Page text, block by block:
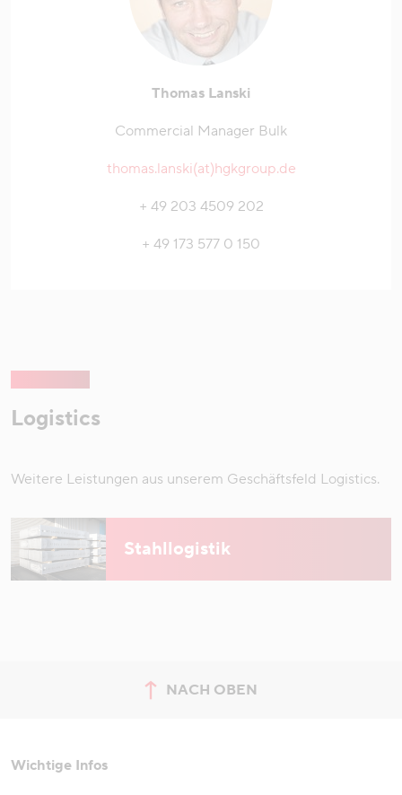
Thomas Lanski
Commercial Manager Bulk
thomas.lanski(at)hgkgroup.de
+ 49 203 4509 202
+ 49 173 577 0 150
Logistics
Weitere Leistungen aus unserem Geschäftsfeld Logistics.
Stahllogistik
NACH OBEN
zum Seitenanfang springen
Wichtige Infos